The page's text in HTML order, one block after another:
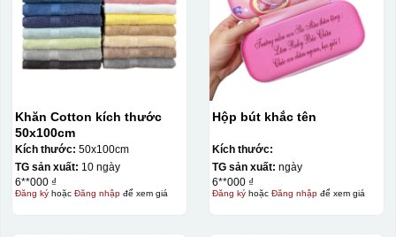
Khăn Cotton kích thước
50x100cm
Kích thước: 50x100cm
TG sản xuất: 10 ngày
6**000 ₫
Đăng kýhoặc Đăng nhậpđể xem giá
Hộp bút khắc tên
Kích thước:
TG sản xuất: ngày
6**000 ₫
Đăng kýhoặc Đăng nhậpđể xem giá